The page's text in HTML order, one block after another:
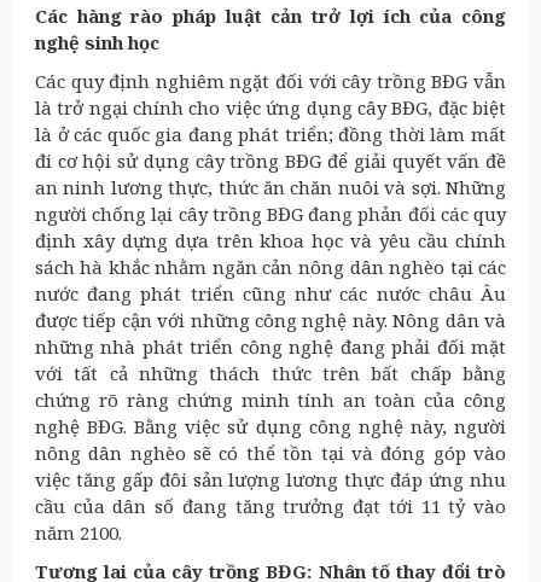
Các hàng rào pháp luật cản trở lợi ích của công
nghệ sinh học
Các quy định nghiêm ngặt đối với cây trồng BĐG vẫn
là trở ngại chính cho việc ứng dụng cây BĐG, đặc biệt
là ở các quốc gia đang phát triển; đồng thời làm mất
đi cơ hội sử dụng cây trồng BĐG để giải quyết vấn đề
an ninh lương thực, thức ăn chăn nuôi và sợi. Những
người chống lại cây trồng BĐG đang phản đối các quy
định xây dựng dựa trên khoa học và yêu cầu chính
sách hà khắc nhằm ngăn cản nông dân nghèo tại các
nước đang phát triển cũng như các nước châu Âu
được tiếp cận với những công nghệ này. Nông dân và
những nhà phát triển công nghệ đang phải đối mặt
với tất cả những thách thức trên bất chấp bằng
chứng rõ ràng chứng minh tính an toàn của công
nghệ BĐG. Bằng việc sử dụng công nghệ này, người
nông dân nghèo sẽ có thể tồn tại và đóng góp vào
việc tăng gấp đôi sản lượng lương thực đáp ứng nhu
cầu của dân số đang tăng trưởng đạt tới 11 tỷ vào
năm 2100.
Tương lai của cây trồng BĐG: Nhân tố thay đổi trò